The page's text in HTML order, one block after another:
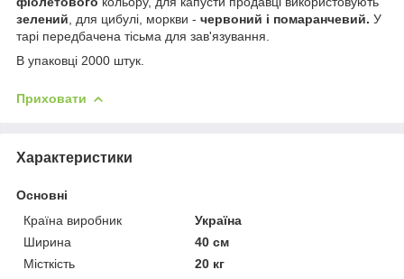
зелений , для цибулі, моркви - червоний і помаранчевий. У
тарі передбачена тісьма для зав'язування.
В упаковці 2000 штук.
Приховати
Характеристики
Основні
Країна виробник
Україна
Ширина
40 см
Місткість
20 кг